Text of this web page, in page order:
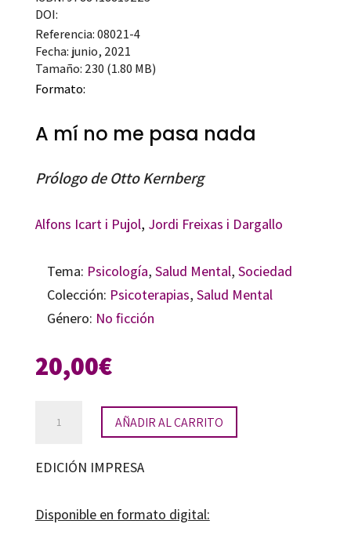
DOI:
Referencia: 08021-4
Fecha: junio, 2021
Tamaño: 230 (1.80 MB)
Formato:
A mí no me pasa nada
Prólogo de Otto Kernberg
Alfons Icart i Pujol, Jordi Freixas i Dargallo
Tema: Psicología, Salud Mental, Sociedad
Colección: Psicoterapias, Salud Mental
Género: No ficción
20,00€
pasa
nada
AÑADIR AL CARRITO
EDICIÓN IMPRESA
Disponible en formato digital: